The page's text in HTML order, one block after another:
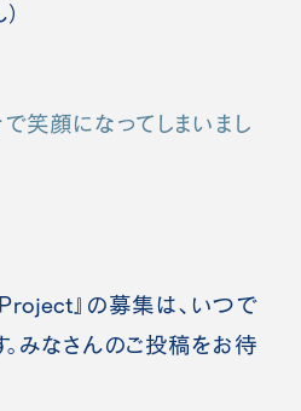
笑顔になってしまいまし
』の募集は、いつで
。みなさんのご投稿をお待